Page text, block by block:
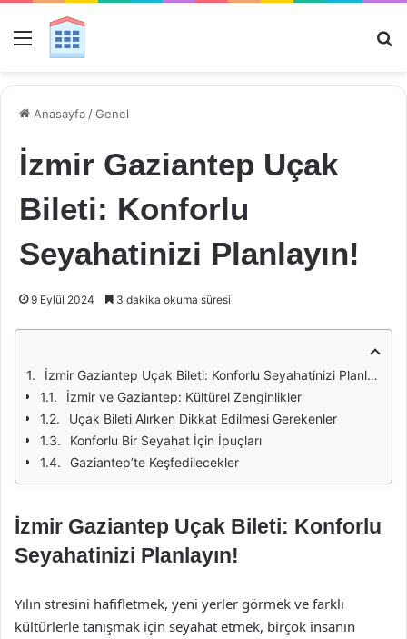
Menü
Anasayfa /Genel
İzmir Gaziantep Uçak
Bileti: Konforlu
Seyahatinizi Planlayın!
9 Eylül 2024 3 dakika okuma süresi
İzmir Gaziantep Uçak Bileti: Konforlu Seyahatinizi Planlayın!
İzmir ve Gaziantep: Kültürel Zenginlikler
Uçak Bileti Alırken Dikkat Edilmesi Gerekenler
Konforlu Bir Seyahat İçin İpuçları
Gaziantep’te Keşfedilecekler
İzmir Gaziantep Uçak Bileti: Konforlu
Seyahatinizi Planlayın!
Yılın stresini hafifletmek, yeni yerler görmek ve farklı
kültürlerle tanışmak için seyahat etmek, birçok insanın